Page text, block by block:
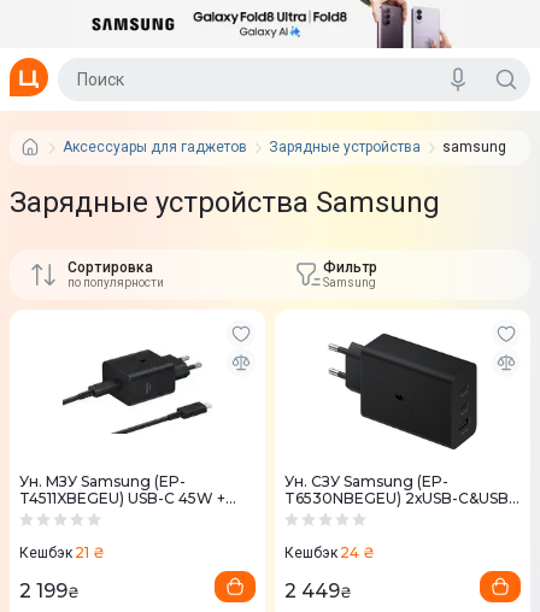
Аксессуары для гаджетов Зарядные устройства samsung
Зарядные устройства Samsung
Сортировка
по популярности
Фильтр
Samsung
Ун. МЗУ Samsung (EP-
T4511XBEGEU) USB-C 45W +
кабель USB-C - USB-C черный
Кешбэк 21 ₴
2 199₴
Ун. CЗУ Samsung (EP-
T6530NBEGEU) 2хUSB-C&USB-
A 65W Black
Кешбэк 24 ₴
2 449₴